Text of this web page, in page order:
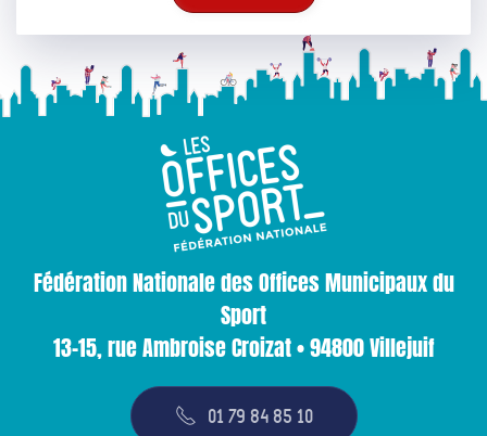
Fédération Nationale des Offices Municipaux du
Sport
13-15, rue Ambroise Croizat • 94800 Villejuif
01 79 84 85 10